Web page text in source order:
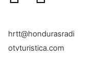
hrtt@hondurasradi
otvturistica.com